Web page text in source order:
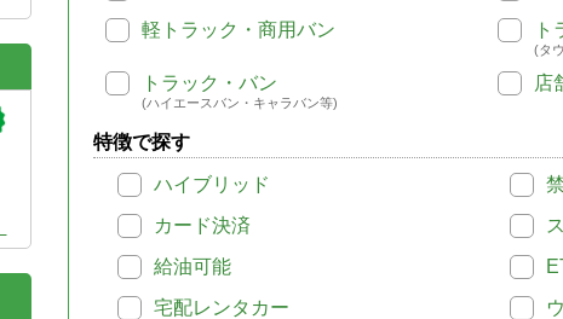
軽トラック・商用バン
ト
(タ
トラック・バン
(ハイエースバン・キャラバン等)
店
特徴で探す
ハイブリッド
カード決済
給油可能
宅配レンタカー